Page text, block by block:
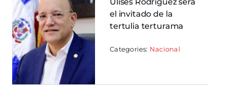
el invitado de la
tertulia terturama
Categories: Nacional